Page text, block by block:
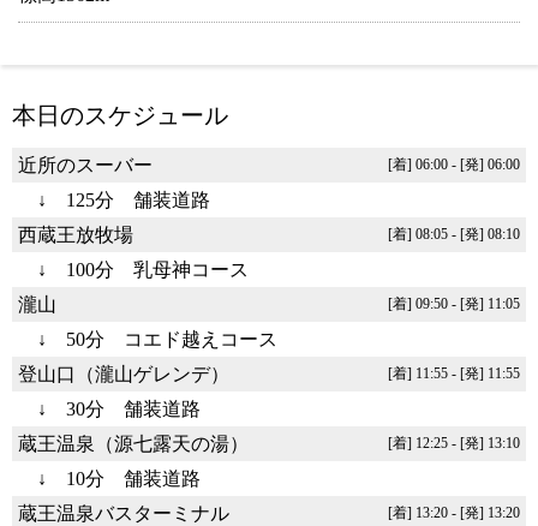
本日のスケジュール
近所のスーバー [着] 06:00 - [発] 06:00
↓ 125分 舗装道路
西蔵王放牧場
[着] 08:05 - [発] 08:10
↓ 100分 乳母神コース
瀧山
[着] 09:50 - [発] 11:05
↓ 50分 コエド越えコース
登山口（瀧山ゲレンデ）
[着] 11:55 - [発] 11:55
↓ 30分 舗装道路
蔵王温泉（源七露天の湯）
[着] 12:25 - [発] 13:10
↓ 10分 舗装道路
蔵王温泉バスターミナル
[着] 13:20 - [発] 13:20